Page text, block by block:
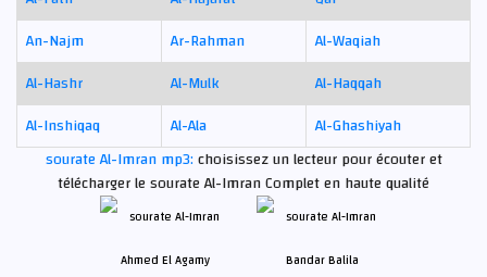
An-Najm
Ar-Rahman
Al-Waqiah
Al-Hashr
Al-Mulk
Al-Haqqah
Al-Inshiqaq
Al-Ala
Al-Ghashiyah
sourate Al-Imran mp3:choisissez un lecteur pour écouter et
télécharger le sourate Al-Imran Complet en haute qualité